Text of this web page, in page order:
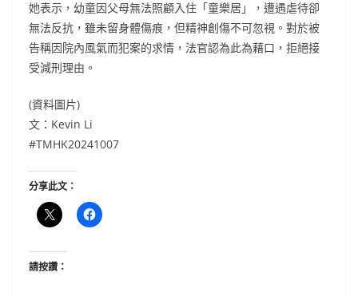
她表示，幼童因父母無法照顧入住「童樂居」，遭遇虐待卻
無法反抗，雖未留身體傷痕，但精神創傷不可忽視。對於被
告稱因院內風氣而犯案的求情，法官認為此為藉口，拒絕接
受減刑理由。
(資料圖片)
文：Kevin Li
#TMHK20241007
分享此文：
請按讚：